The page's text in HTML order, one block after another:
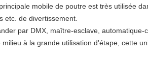
mobile de poutre est très utilisée
etc. de divertissement.
par DMX, maître-esclave, automatique-
milieu à la grande utilisation d'étape, cette